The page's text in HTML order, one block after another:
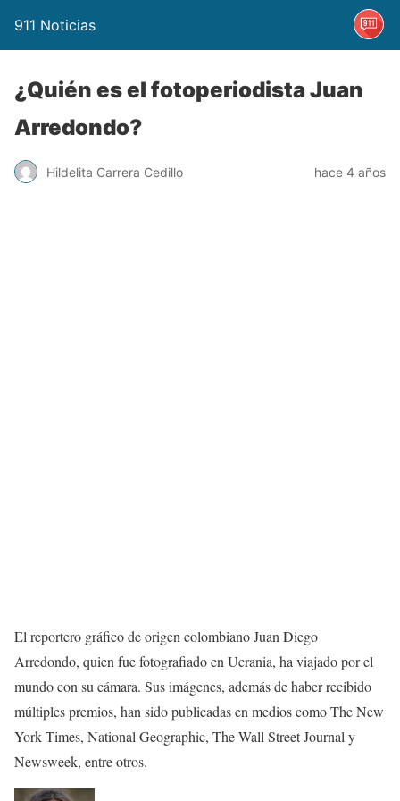
911 Noticias
¿Quién es el fotoperiodista Juan
Arredondo?
Hildelita Carrera Cedillo hace 4 años
El reportero gráfico de origen colombiano Juan Diego
Arredondo, quien fue fotografiado en Ucrania, ha viajado por el
mundo con su cámara. Sus imágenes, además de haber recibido
múltiples premios, han sido publicadas en medios como The New
York Times, National Geographic, The Wall Street Journal y
Newsweek, entre otros.